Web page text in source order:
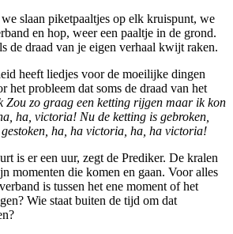
slaan piketpaaltjes op elk kruispunt, we
en hop, weer een paaltje in de grond.
de draad van je eigen verhaal kwijt raken.
heeft liedjes voor de moeilijke dingen
het probleem dat soms de draad van het
Zou zo graag een ketting rijgen maar ik kon
ha, victoria! Nu de ketting is gebroken,
ha, ha victoria, ha, ha victoria!
is er een uur, zegt de Prediker. De kralen
momenten die komen en gaan. Voor alles
is tussen het ene moment of het
Wie staat buiten de tijd om dat